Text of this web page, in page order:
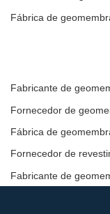
Fabricante de
Fornecedor de
Fábrica de
Fabricante de